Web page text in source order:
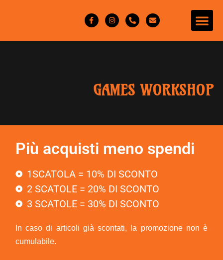
GAMES WORKSHOP
Più acquisti meno spendi
1SCATOLA = 10% DI SCONTO
2 SCATOLE = 20% DI SCONTO
3 SCATOLE = 30% DI SCONTO
In caso di articoli già scontati, la promozione non è
cumulabile.